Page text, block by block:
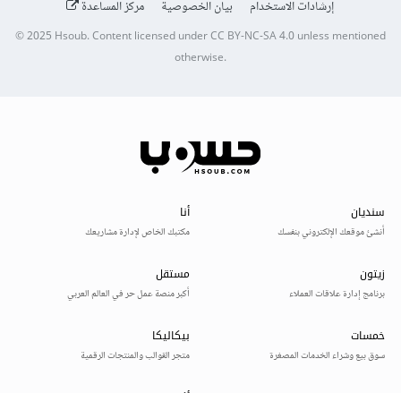
إرشادات الاستخدام
بيان الخصوصية مركز المساعدة
© 2025Hsoub.Content licensed underCC BY-NC-SA 4.0unless mentioned
otherwise.